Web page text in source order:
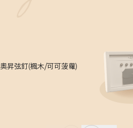
奧昇弦釘(楓木/可可菠蘿)